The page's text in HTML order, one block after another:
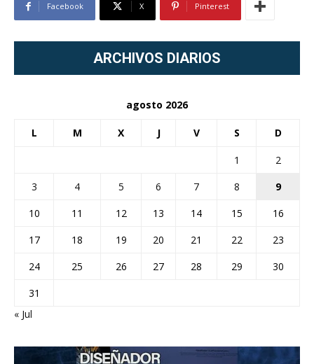
Facebook X Pinterest
ARCHIVOS DIARIOS
agosto 2026
L M X J V S D
1
2
3
4 5 6 7 8
9
10
11 12 13 14 15
16
17
18 19 20 21 22
23
24
25 26 27 28 29
30
31
« Jul